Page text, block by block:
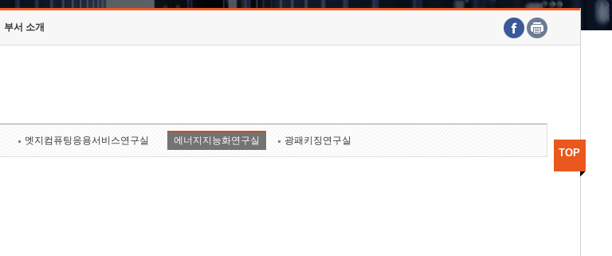
호남권연구본부
기획본부
부서 소개
엣지컴퓨팅응용서비스연구실 에너지지능화연구실 광패키징연구실
TOP